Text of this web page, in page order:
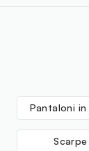
Pantaloni